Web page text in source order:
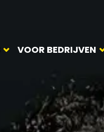
VOOR BEDRIJVEN